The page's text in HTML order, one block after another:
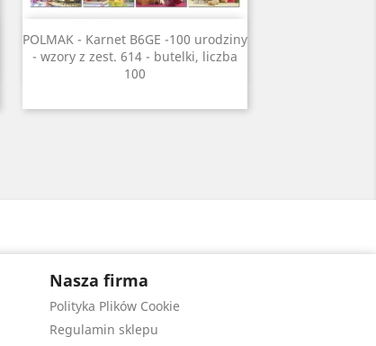
POLMAK - Karnet B6GE -100 urodziny
- wzory z zest. 614 - butelki, liczba
100
Szybki podgląd
Nasza firma
Polityka Plików Cookie
Regulamin sklepu